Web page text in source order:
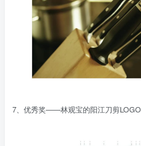
7、优秀奖——林观宝的阳江刀剪LOGO